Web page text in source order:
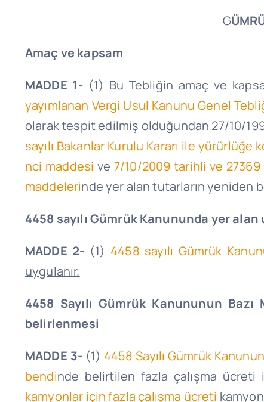
G
Amaç ve kapsam
MADDE 1- (1) Bu Tebliğin amaç ve
yayımlanan Vergi Usul Kanunu Genel
olarak tespit edilmiş olduğundan 27/10/
sayılı Bakanlar Kurulu Kararı ile yürürlüğe
nci maddesi ve 7/10/2009 tarihli ve 27369
maddelerinde yer alan tutarların yeniden
4458 sayılı Gümrük Kanununda yer
MADDE 2- (1) 4458 sayılı Gümrük
uygulanır.
4458 Sayılı Gümrük Kanununun
belirlenmesi
MADDE 3- (1) 4458 Sayılı Gümrük
bendinde belirtilen fazla çalışma ücreti
kamyonlar için fazla çalışma ücreti